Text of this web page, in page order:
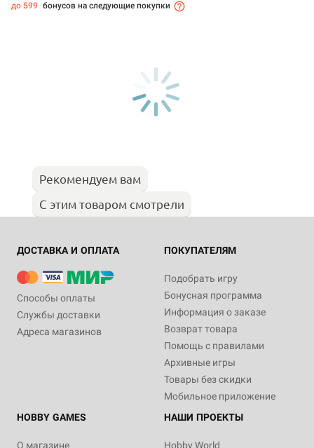
до 599 бонусов на следующие покупки
Рекомендуем вам
С этим товаром смотрели
ДОСТАВКА И ОПЛАТА
Способы оплаты
Службы доставки
Адреса магазинов
ПОКУПАТЕЛЯМ
Подобрать игру
Бонусная программа
Информация о заказе
Возврат товара
Помощь с правилами
Архивные игры
Товары без скидки
Мобильное приложение
HOBBY GAMES
О магазине
НАШИ ПРОЕКТЫ
Hobby World